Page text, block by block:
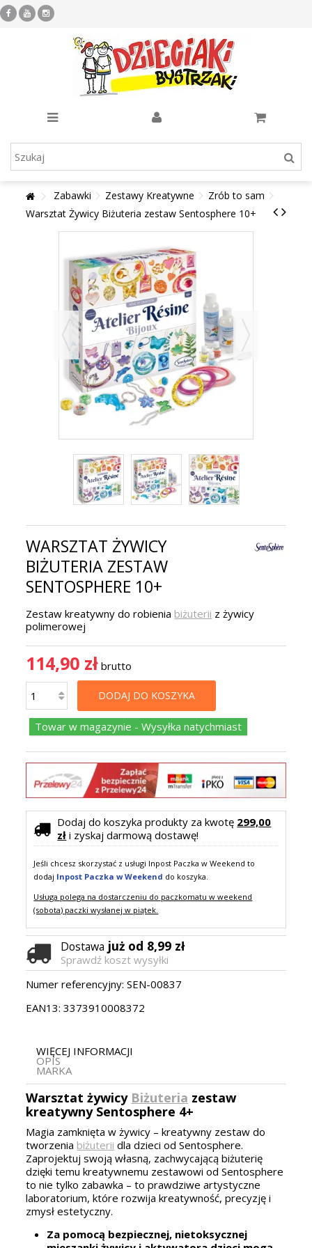
Zabawki Zestawy Kreatywne
Zrób to sam
Warsztat Żywicy Biżuteria zestaw Sentosphere 10+
WARSZTAT ŻYWICY
BIŻUTERIA ZESTAW
SENTOSPHERE 10+
Zestaw kreatywny do robienia biżuterii z żywicy
polimerowej
114,90 zł brutto
DODAJ DO KOSZYKA
Towar w magazynie - Wysyłka natychmiast
Dodaj do koszyka produkty za kwotę 299,00
zł i zyskaj darmową dostawę!
Jeśli chcesz skorzystać z usługi Inpost Paczka w Weekend to
dodaj Inpost Paczka w Weekend do koszyka.
Usługa polega na dostarczeniu do paczkomatu w weekend
(sobota) paczki wysłanej w piątek.
Dostawa już od 8,99 zł
Sprawdź koszt wysyłki
Numer referencyjny: SEN-00837
EAN13: 3373910008372
WIĘCEJ INFORMACJI
OPIS
MARKA
Warsztat żywicy Biżuteria zestaw
kreatywny Sentosphere 4+
Magia zamknięta w żywicy – kreatywny zestaw do
tworzenia biżuterii dla dzieci od Sentosphere.
Zaprojektuj swoją własną, zachwycającą biżuterię
dzięki temu kreatywnemu zestawowi od Sentosphere
to nie tylko zabawka – to prawdziwe artystyczne
laboratorium, które rozwija kreatywność, precyzję i
zmysł estetyczny.
Za pomocą bezpiecznej, nietoksycznej